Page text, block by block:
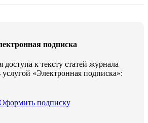
подписка
доступа к тексту статей журнала
услугой «Электронная подписка»:
подписку